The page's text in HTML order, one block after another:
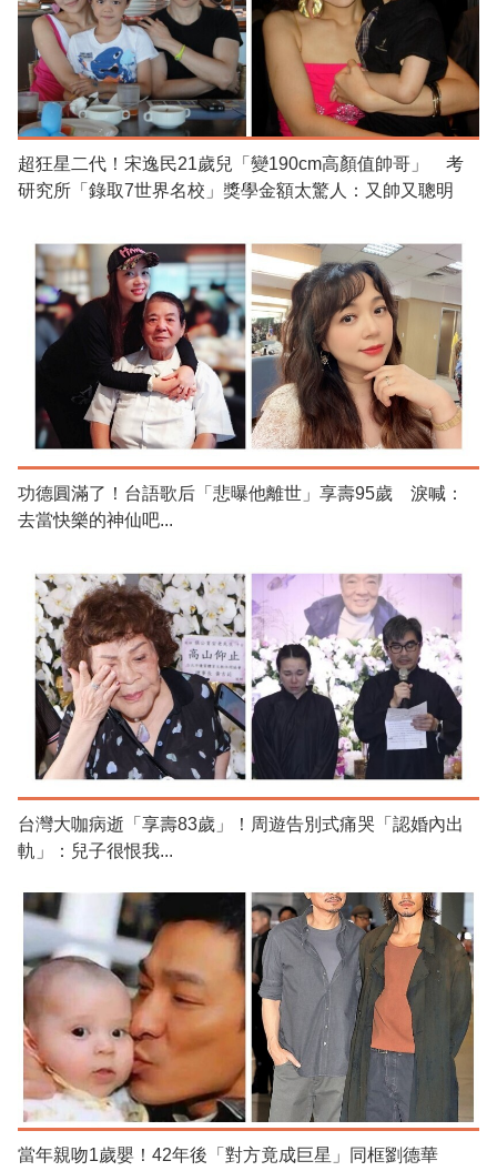
超狂星二代！宋逸民21歲兒「變190cm高顏值帥哥」 考
研究所「錄取7世界名校」獎學金額太驚人：又帥又聰明
功德圓滿了！台語歌后「悲曝他離世」享壽95歲 淚喊：
去當快樂的神仙吧...
台灣大咖病逝「享壽83歲」！周遊告別式痛哭「認婚內出
軌」：兒子很恨我...
當年親吻1歲嬰！42年後「對方竟成巨星」同框劉德華